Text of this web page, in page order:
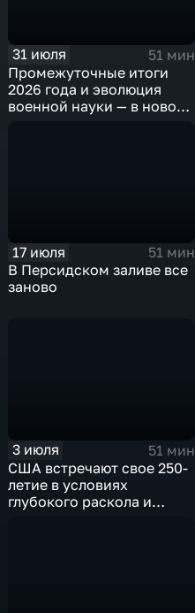
31 июля
51 мин
Промежуточные итоги
2026 года и эволюция
военной науки — в новом
17 июля
51 мин
В Персидском заливе все
заново
3 июля
51 мин
США встречают свое 250-
летие в условиях
глубокого раскола и